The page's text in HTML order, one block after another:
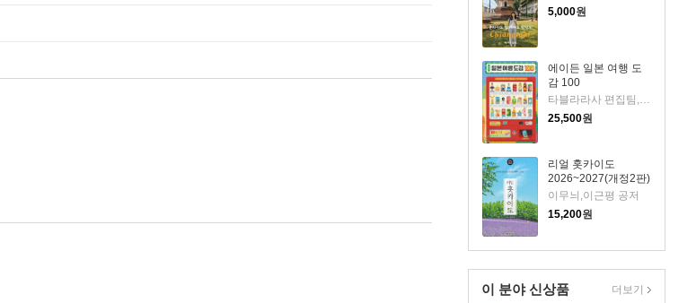
5,000원
에이든 일본 여행 도
감 100
타블라라사 편집팀,이정기 공저
25,500원
리얼 홋카이도
2026~2027(개정2판)
이무늬,이근평 공저
15,200원
이 분야 신상품 더보기